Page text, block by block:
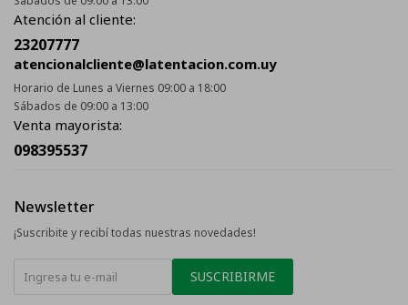
Atención al cliente:
23207777
atencionalcliente@latentacion.com.uy
Horario de Lunes a Viernes 09:00 a 18:00
Sábados de 09:00 a 13:00
Venta mayorista:
098395537
Newsletter
¡Suscribite y recibí todas nuestras novedades!
SUSCRIBIRME